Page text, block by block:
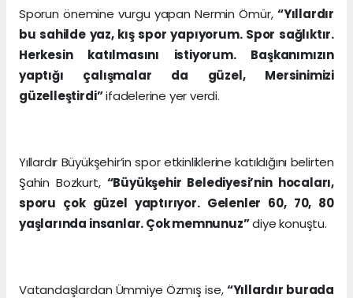
Sporun önemine vurgu yapan Nermin Ömür, “Yıllardır
bu sahilde yaz, kış spor yapıyorum. Spor sağlıktır.
Herkesin katılmasını istiyorum. Başkanımızın
yaptığı çalışmalar da güzel, Mersinimizi
güzelleştirdi”ifadelerine yer verdi.
Yıllardır Büyükşehir’in spor etkinliklerine katıldığını belirten
Şahin Bozkurt, “Büyükşehir Belediyesi’nin hocaları,
sporu çok güzel yaptırıyor. Gelenler 60, 70, 80
yaşlarında insanlar. Çok memnunuz”diye konuştu.
Vatandaşlardan Ümmiye Özmış ise,“Yıllardır burada